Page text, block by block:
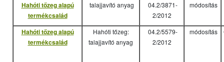
Hahóti tőzeg alapú
termékcsalád
talajjavító anyag
04.2/3871-
2/2012
módosítás
Hahóti tőzeg alapú
termékcsalád
Hahóti tőzeg:
talajjavító anyag
04.2/5579-
2/2012
módosítás